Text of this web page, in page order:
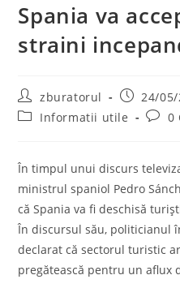
Spania va
straini
Post
author:
zburatorul
Post24/
PostInformatii utile
Post0
În timpul unui discurs
ministrul spaniol Pedro
că Spania va fi deschisă
În discursul său, politicianul
declarat că sectorul turistic
pregătească pentru un aflux